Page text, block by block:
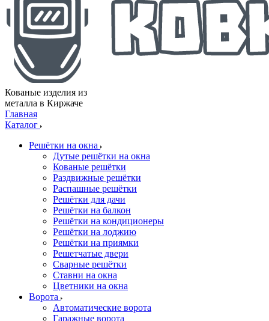
Кованые изделия из
металла в Киржаче
Главная
Каталог
Решётки на окна
Дутые решётки на окна
Кованые решётки
Раздвижные решётки
Распашные решётки
Решётки для дачи
Решётки на балкон
Решётки на кондиционеры
Решётки на лоджию
Решётки на приямки
Решетчатые двери
Сварные решётки
Ставни на окна
Цветники на окна
Ворота
Автоматические ворота
Гаражные ворота